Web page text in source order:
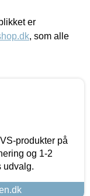
er
, som alle
produkter på
og 1-2
udvalg.